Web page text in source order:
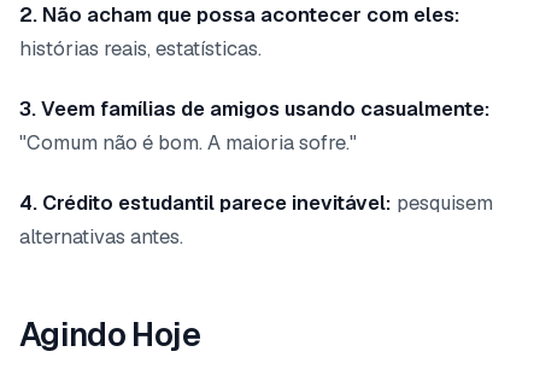
2. Não acham que possa acontecer com eles:
histórias reais, estatísticas.
3. Veem famílias de amigos usando casualmente:
"Comum não é bom. A maioria sofre."
4. Crédito estudantil parece inevitável: pesquisem
alternativas antes.
Agindo Hoje